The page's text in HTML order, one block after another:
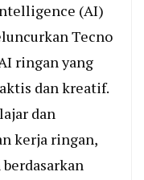
(AI)
Tecno
ringan yang
dan kreatif.
dan
kerja ringan,